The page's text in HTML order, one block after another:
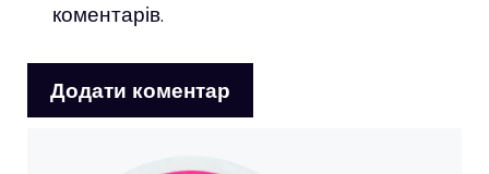
коментарів.